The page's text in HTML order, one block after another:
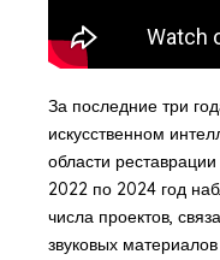
За последние три
искусственном
области
2022 по 2024 год
числа проектов,
звуковых